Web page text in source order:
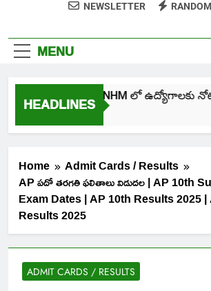
NEWSLETTER
MENU
HEADLINES
తెలంగాణ NHM లో ఉద్యోగాలకు
Home
Admit Cards / Results
AP పదో తరగతి ఫలితాలు విడుదల | AP 10th
Exam Dates | AP 10th Results 2025 |
Results 2025
ADMIT CARDS / RESULTS